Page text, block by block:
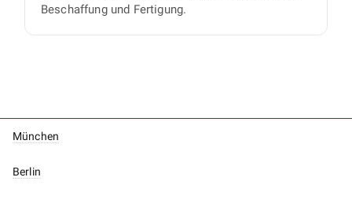
Beschaffung und Fertigung.
München
Berlin